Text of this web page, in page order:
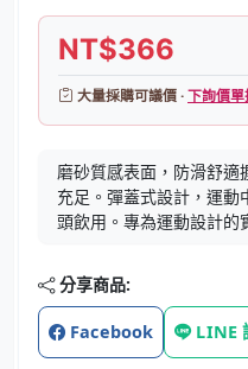
NT$366
大量採購可議價 ·下詢價
磨砂質感表面，防滑舒
充足。彈蓋式設計，運動
頭飲用。專為運動設計的
分享商品:
Facebook LINE